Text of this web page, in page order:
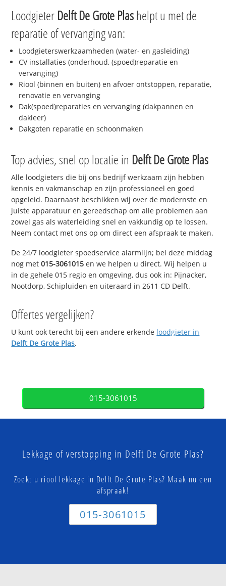
Loodgieter Delft De Grote Plashelpt u met de
reparatie of vervanging van:
Loodgieterswerkzaamheden (water- en gasleiding)
CV installaties (onderhoud, (spoed)reparatie en
vervanging)
Riool (binnen en buiten) en afvoer ontstoppen, reparatie,
renovatie en vervanging
Dak(spoed)reparaties en vervanging (dakpannen en
dakleer)
Dakgoten reparatie en schoonmaken
Top advies, snel op locatie in Delft De Grote Plas
Alle loodgieters die bij ons bedrijf werkzaam zijn hebben
kennis en vakmanschap en zijn professioneel en goed
opgeleid. Daarnaast beschikken wij over de modernste en
juiste apparatuur en gereedschap om alle problemen aan
zowel gas als waterleiding snel en vakkundig op te lossen.
Neem contact met ons op om direct een afspraak te maken.
De 24/7 loodgieter spoedservice alarmlijn; bel deze middag
nog met015-3061015 en we helpen u direct. Wij helpen u
in de gehele 015 regio en omgeving, dus ook in: Pijnacker,
Nootdorp, Schipluiden en uiteraard in 2611 CD Delft.
Offertes vergelijken?
U kunt ook terecht bij een andere erkende loodgieter in
Delft De Grote Plas.
015-3061015
Lekkage of verstopping in Delft De Grote Plas?
Zoekt u riool lekkage in Delft De Grote Plas? Maak nu een
afspraak!
015-3061015